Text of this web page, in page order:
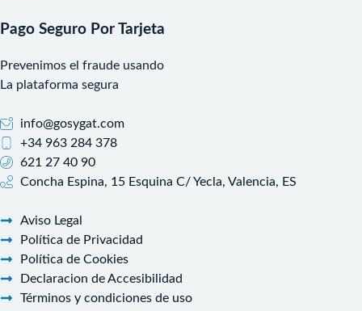
Pago Seguro Por Tarjeta
Prevenimos el fraude usando
La plataforma segura
info@gosygat.com
+34 963 284 378
621 27 40 90
Concha Espina, 15 Esquina C/ Yecla, Valencia, ES
Aviso Legal
Política de Privacidad
Política de Cookies
Declaracion de Accesibilidad
Términos y condiciones de uso